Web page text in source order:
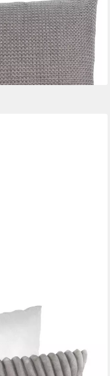
dekorieren,
40x40cm Einfarbig